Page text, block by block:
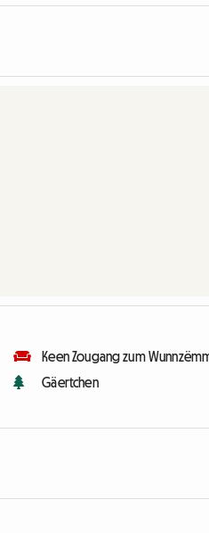
Keen Zougang zum
Gäertchen